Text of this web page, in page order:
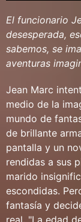
El funcionario
desesperada,
sabemos, se
aventuras
Jean Marc
medio de la
mundo de
de brillante
pantalla y un
rendidas a sus
marido
escondidas.
fantasía y